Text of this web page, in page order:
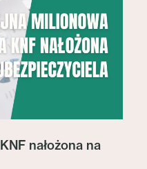
nałożona na